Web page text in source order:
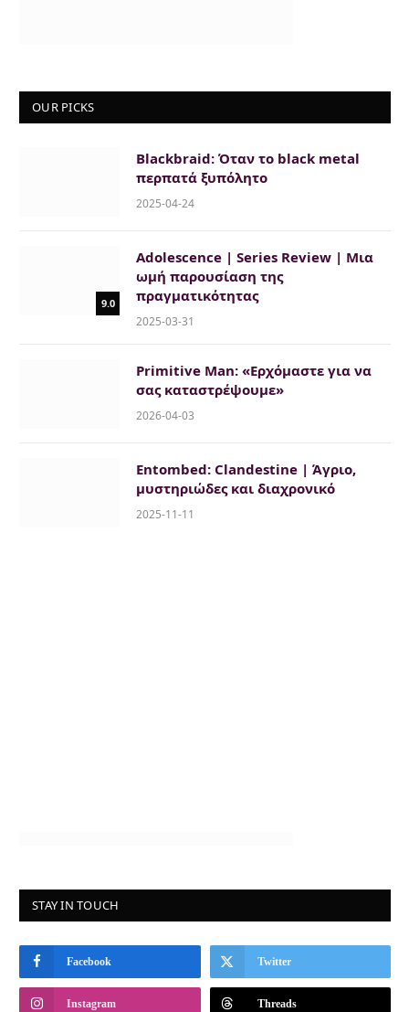
OUR PICKS
Blackbraid: Όταν το black metal
περπατά ξυπόλητο
2025-04-24
9.0
Adolescence | Series Review | Μια
ωμή παρουσίαση της
πραγματικότητας
2025-03-31
Primitive Man: «Ερχόμαστε για να
σας καταστρέψουμε»
2026-04-03
Entombed: Clandestine | Άγριο,
μυστηριώδες και διαχρονικό
2025-11-11
STAY IN TOUCH
Facebook Twitter
Instagram Threads